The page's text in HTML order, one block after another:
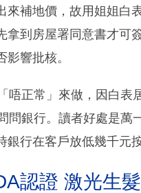
來補地價，故用姐姐白
拿到房屋署同意書才可
響批核。
唔正常」來做，因白表
問銀行。讀者好處是
銀行在客戶放低幾千元
認證 激光生